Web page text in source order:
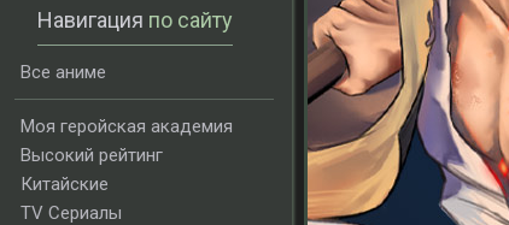
Навигация по сайту
Все аниме
Моя геройская академия
Высокий рейтинг
Китайские
TV Сериалы